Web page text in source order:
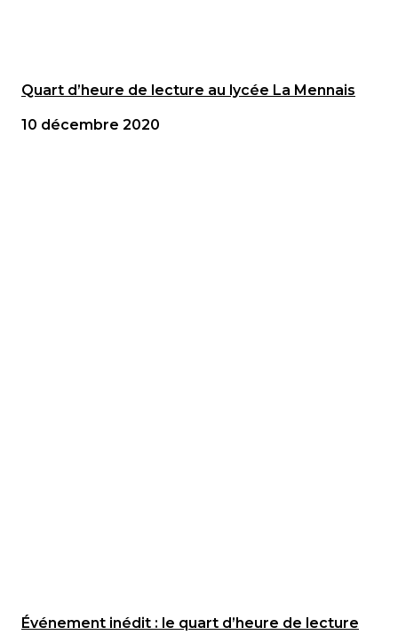
Quart d’heure de lecture au lycée La Mennais
10 décembre 2020
Événement inédit : le quart d’heure de lecture